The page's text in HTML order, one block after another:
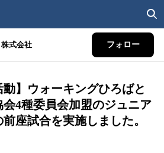
式会社 フォロー
動】ウォーキングひろばと
4種委員会加盟のジュニア
座試合を実施しました。